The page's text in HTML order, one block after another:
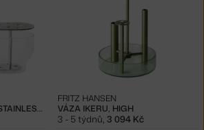
VÁZA IKEBANA LONG, STAINLESS STEEL VÁZA IKERU, HIGH
FRITZ HANSEN
3 - 5 týdnů, 3 094 Kč